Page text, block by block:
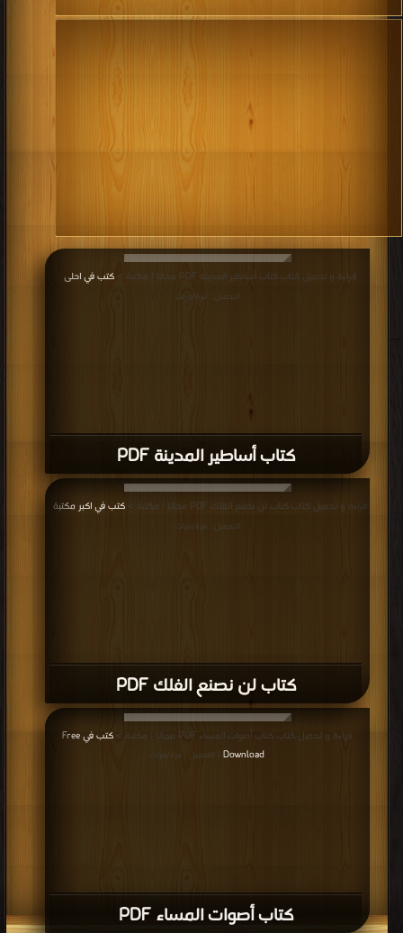
كتاب أساطير المدينة PDF
قراءة و تحميل كتاب كتاب أساطير المدينة PDF مجانا | مكتبة > كتب في احلى
التحميل : مرة/مرات
كتاب لن نصنع الفلك PDF
قراءة و تحميل كتاب كتاب لن نصنع الفلك PDF مجانا | مكتبة > كتب في اكبر مكتبة
التحميل : مرة/مرات
كتاب أصوات المساء PDF
قراءة و تحميل كتاب كتاب أصوات المساء PDF مجانا | مكتبة >
كتب في Free
Download | التحميل : مرة/مرات